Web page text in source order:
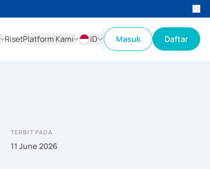
RisetPlatform Kami
ID
Masuk Daftar
TERBIT PADA
11 June 2026